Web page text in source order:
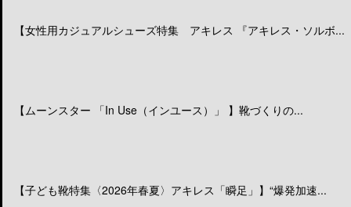
【女性用カジュアルシューズ特集 アキレス 『アキレス・ソルボ...
【ムーンスター 「In Use（インユース）」 】靴づくりの...
【子ども靴特集〈2026年春夏〉アキレス「瞬足」】“爆発加速...